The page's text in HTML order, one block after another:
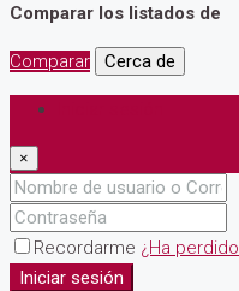
Comparar los listados de
Comparar Cerca de
×
Recordarme ¿Ha
Iniciar sesión